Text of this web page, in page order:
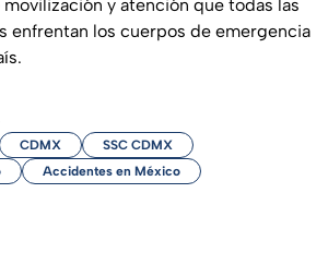
y atención que todas las
enfrentan los cuerpos de emergencia
CDMX
SSC CDMX
Accidentes en México